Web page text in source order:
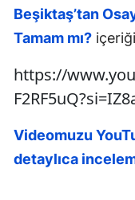
Beşiktaş’tan
Tamam mı?
https://
Videomuzu
detaylıca